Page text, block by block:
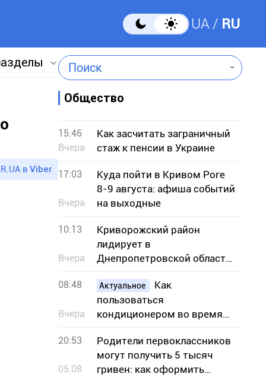
UA RU
Поиск
в Viber
Общество
15:46
Вчера
Как засчитать заграничный
стаж к пенсии в Украине
17:03
Вчера
Куда пойти в Кривом Роге
8-9 августа: афиша событий
на выходные
10:13
Вчера
Криворожский район
лидирует в
Днепропетровской области
по количеству пожаров в
экосистемах
08:48
Вчера
Актуальное
Как
пользоваться
кондиционером во время
жары, чтобы снизить риск
вынужденных отключений
света
20:53
05.08
Родители первоклассников
могут получить 5 тысяч
гривен: как оформить